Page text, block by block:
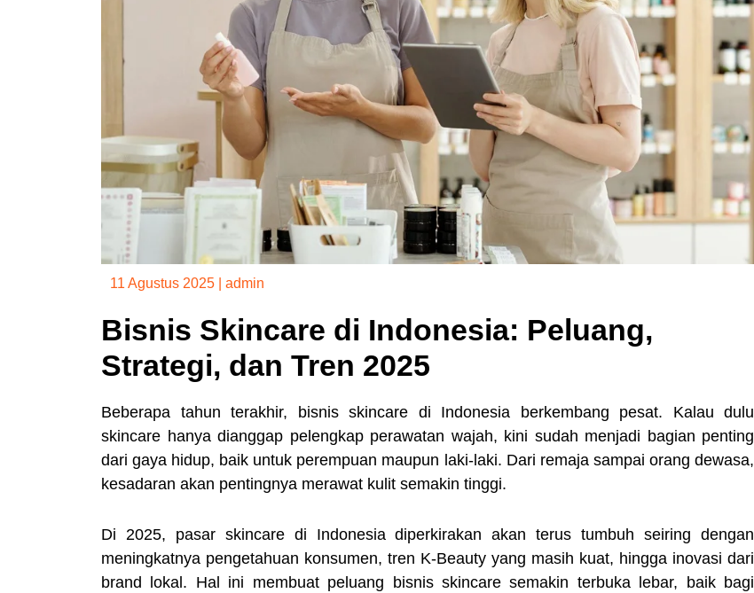
11 Agustus 2025 admin
Bisnis Skincare di Indonesia: Peluang,
Strategi, dan Tren 2025
Beberapa tahun terakhir, bisnis skincare di Indonesia berkembang pesat. Kalau dulu
skincare hanya dianggap pelengkap perawatan wajah, kini sudah menjadi bagian penting
dari gaya hidup, baik untuk perempuan maupun laki-laki. Dari remaja sampai orang dewasa,
kesadaran akan pentingnya merawat kulit semakin tinggi.
Di 2025, pasar skincare di Indonesia diperkirakan akan terus tumbuh seiring dengan
meningkatnya pengetahuan konsumen, tren K-Beauty yang masih kuat, hingga inovasi dari
brand lokal. Hal ini membuat peluang bisnis skincare semakin terbuka lebar, baik bagi